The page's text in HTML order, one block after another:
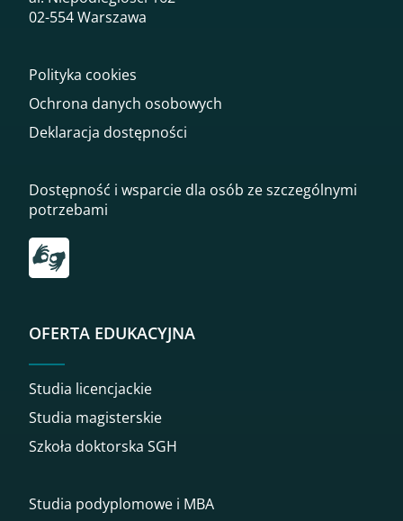
02-554 Warszawa
Polityka cookies
Ochrona danych osobowych
Deklaracja dostępności
Dostępność i wsparcie dla osób ze szczególnymi
potrzebami
Przekierowanie do tłumacza on-line języka migowego
OFERTA EDUKACYJNA
Studia licencjackie
Studia magisterskie
Szkoła doktorska SGH
Studia podyplomowe i MBA